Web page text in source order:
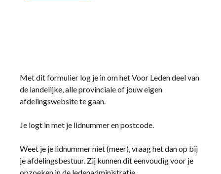
Met dit formulier log je in om het Voor Leden deel van
de landelijke, alle provinciale of jouw eigen
afdelingswebsite te gaan.
Je logt in met je lidnummer en postcode.
Weet je je lidnummer niet (meer), vraag het dan op bij
je afdelingsbestuur. Zij kunnen dit eenvoudig voor je